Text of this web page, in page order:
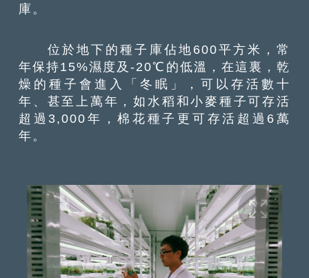
庫。
位於地下的種子庫佔地600平方米，常
年保持15%濕度及-20℃的低溫，在這裏，乾
燥的種子會進入「冬眠」，可以存活數十
年、甚至上萬年，如水稻和小麥種子可存活
超過3,000年，棉花種子更可存活超過6萬
年。